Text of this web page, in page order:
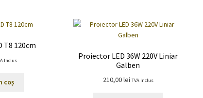
T8 120cm
Inclus
coș
Proiector LED 36W 220V Liniar
Galben
210,00lei TVA Inclus